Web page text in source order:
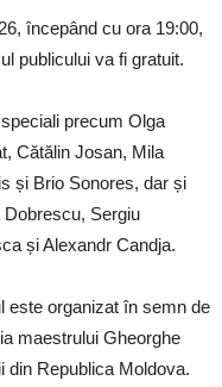
începând cu ora 19:00,
publicului va fi gratuit.
precum Olga
Cătălin Josan, Mila
și Brio Sonores, dar și
Sergiu
și Alexandr Candja.
este organizat în semn de
maestrului Gheorghe
din Republica Moldova.